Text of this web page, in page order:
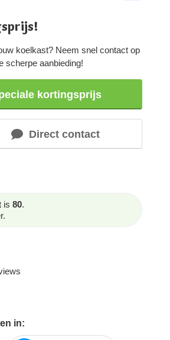
koelkast? Neem snel contact op
scherpe aanbieding!
kortingsprijs
Direct contact
is 80.
in: